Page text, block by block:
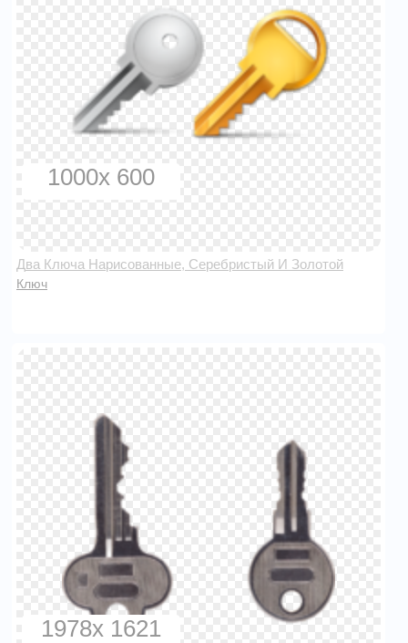
1000x 600
Два Ключа Нарисованные, Серебристый И Золотой
Ключ
1978x 1621